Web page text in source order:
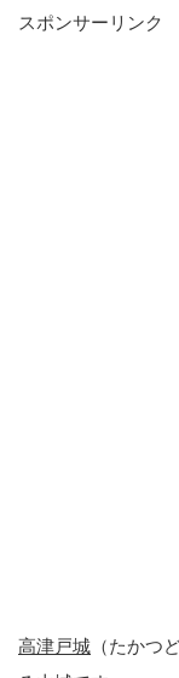
スポンサーリンク
高津戸城 （たかつ